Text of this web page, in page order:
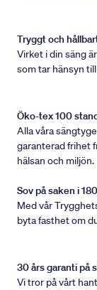
Tryggt och
Virket i din säng
som tar hänsyn
Öko-tex 100
Alla våra
garanterad frihet
hälsan och miljön.
Sov på saken i
Med vår
byta fasthet om
30 års garanti på
Vi tror på vårt